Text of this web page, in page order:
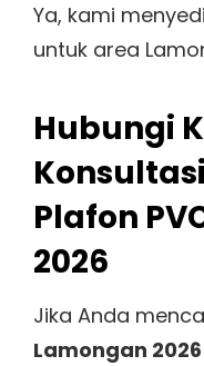
Ya, kami
untuk area
Hubungi
Plafon
2026
Jika Anda
Lamongan